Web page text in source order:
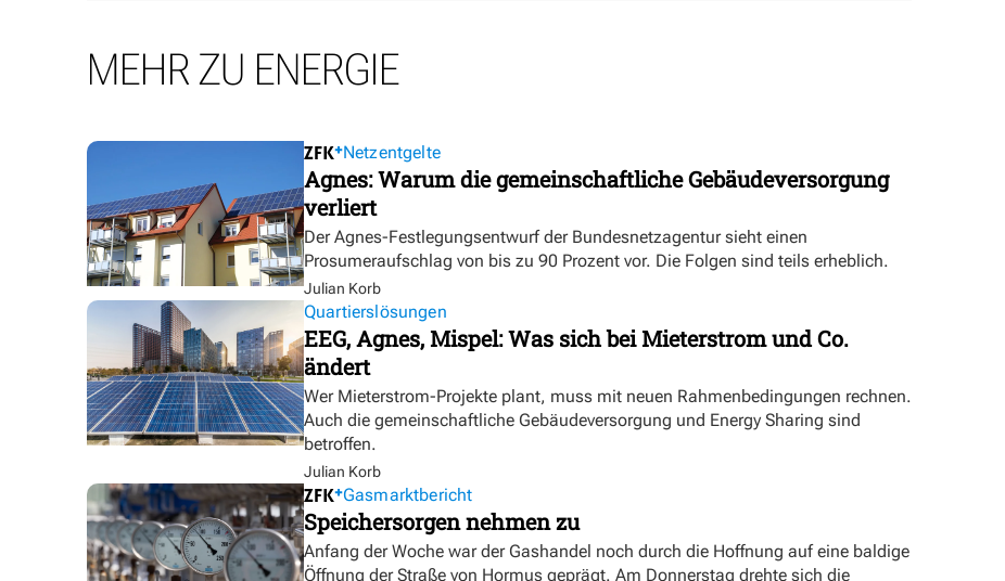
MEHR ZU ENERGIE
Netzentgelte
Agnes: Warum die gemeinschaftliche Gebäudeversorgung
verliert
Der Agnes-Festlegungsentwurf der Bundesnetzagentur sieht einen
Prosumeraufschlag von bis zu 90 Prozent vor. Die Folgen sind teils erheblich.
Julian Korb
Quartierslösungen
EEG, Agnes, Mispel: Was sich bei Mieterstrom und Co.
ändert
Wer Mieterstrom-Projekte plant, muss mit neuen Rahmenbedingungen rechnen.
Auch die gemeinschaftliche Gebäudeversorgung und Energy Sharing sind
betroffen.
Julian Korb
Gasmarktbericht
Speichersorgen nehmen zu
Anfang der Woche war der Gashandel noch durch die Hoffnung auf eine baldige
Öffnung der Straße von Hormus geprägt. Am Donnerstag drehte sich die